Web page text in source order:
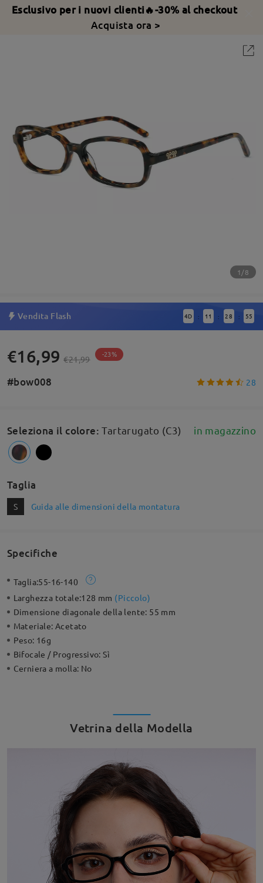
Esclusivo per i nuovi clienti🔥-30% al checkout
Acquista ora >
1/8
Vendita Flash 4D : 11 : 28 : 55
€16,99 €21,99 -23%
#bow008 28
Seleziona il colore:Tartarugato (C3) in magazzino
Taglia
S Guida alle dimensioni della montatura
Specifiche
Taglia:55-16-140
Larghezza totale:128 mm (Piccolo)
Dimensione diagonale della lente: 55 mm
Materiale:Acetato
Peso: 16g
Bifocale / Progressivo:Sì
Cerniera a molla: No
Vetrina della Modella